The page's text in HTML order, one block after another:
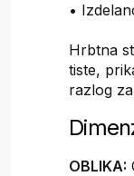
•
Hrbtna
tiste,
razlog
OBLIKA: